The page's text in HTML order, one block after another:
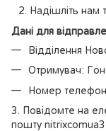
Надішліть нам
Дані для
Відділення
Отримувач:
Номер
3. Повідомте на
пошту